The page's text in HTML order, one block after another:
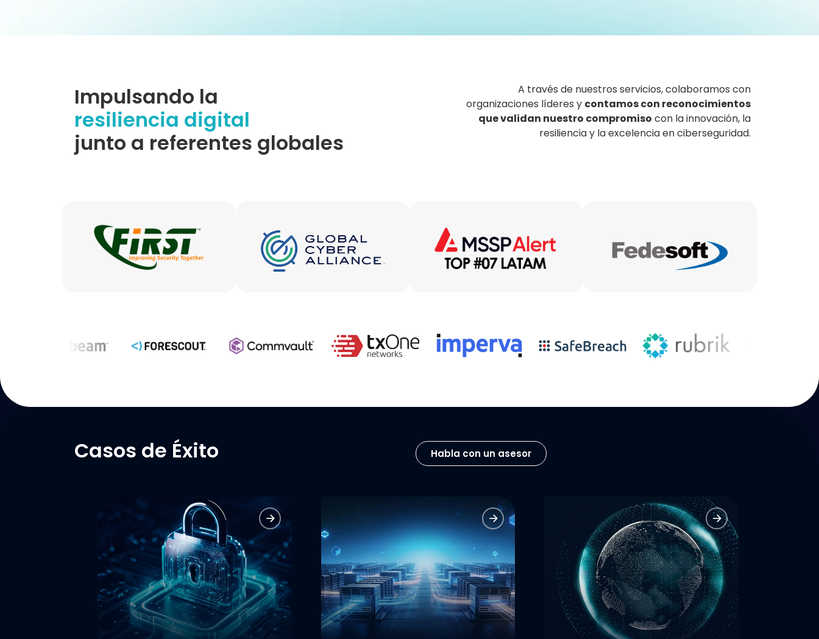
Impulsando la
resiliencia digital
junto a referentes globales
A través de nuestros servicios, colaboramos con
organizaciones líderes y contamos con reconocimientos
que validan nuestro compromiso con la innovación, la
resiliencia y la excelencia en ciberseguridad.
Casos de Éxito Habla con un asesor